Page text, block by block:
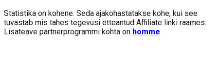
Statistika on kohene. Seda ajakohastatakse kohe, kui see
tuvastab mis tahes tegevusi etteantud Affiliate linki raames.
Lisateave partnerprogrammi kohta on homme.